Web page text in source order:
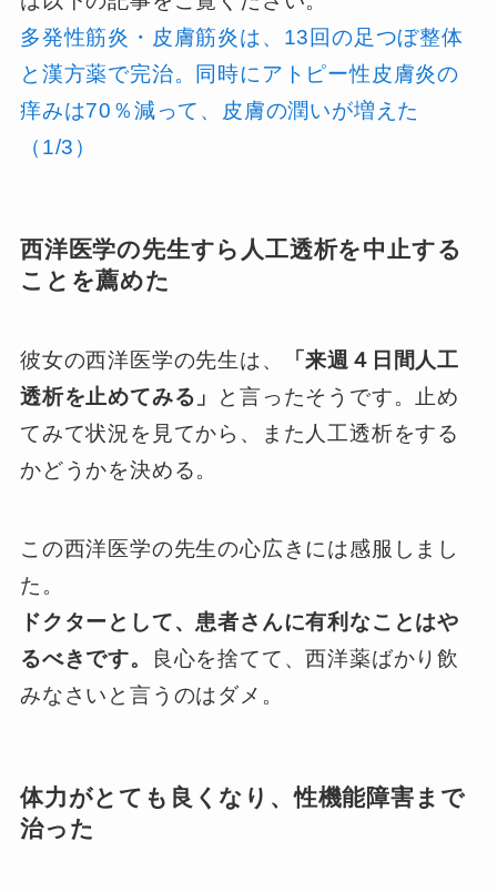
多発性筋炎・皮膚筋炎は、13回の足つぼ整体
と漢方薬で完治。同時にアトピー性皮膚炎の
痒みは70％減って、皮膚の潤いが増えた
（1/3）
西洋医学の先生すら人工透析を中止する
ことを薦めた
彼女の西洋医学の先生は、
「来週４日間人工
透析を止めてみる」
と言ったそうです。止め
てみて状況を見てから、また人工透析をする
かどうかを決める。
この西洋医学の先生の心広きには感服しまし
た。
ドクターとして、患者さんに有利なことはや
るべきです。
良心を捨てて、西洋薬ばかり飲
みなさいと言うのはダメ。
体力がとても良くなり、性機能障害まで
治った